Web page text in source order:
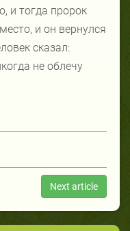
и тогда пророк
и он вернулся
сказал:
не облечу
Next article